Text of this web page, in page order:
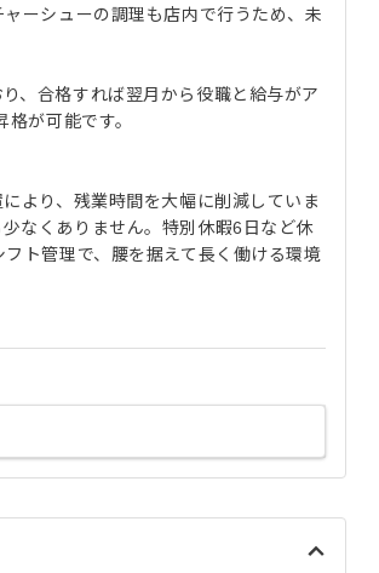
ーシューの調理も店内で行うため、未
、合格すれば翌月から役職と給与がア
が可能です。
より、残業時間を大幅に削減していま
なくありません。特別休暇6日など休
ト管理で、腰を据えて長く働ける環境